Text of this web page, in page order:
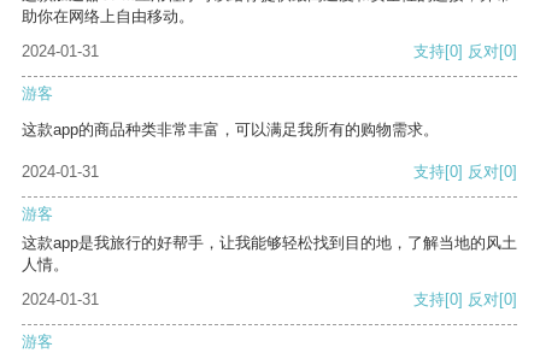
助你在网络上自由移动。
2024-01-31
支持[0] 反对[0]
游客
这款app的商品种类非常丰富，可以满足我所有的购物需求。
2024-01-31 支持[0] 反对[0]
游客
这款app是我旅行的好帮手，让我能够轻松找到目的地，了解当地的风土
人情。
2024-01-31
支持[0] 反对[0]
游客